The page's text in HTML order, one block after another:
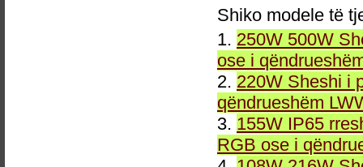
Shiko modele të
1. 250W 500W
ose i
2. 220W Sheshi i
qëndrueshëm
3. 155W IP65
RGB ose i